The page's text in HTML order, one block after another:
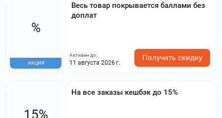
Весь товар покрывается баллами без
доплат
%
АКЦИЯ
Активен до:
11 августа 2026 г.
Получить скидку
На все заказы кешбэк до 15%
15%